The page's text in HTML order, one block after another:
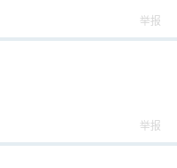
举报
举报